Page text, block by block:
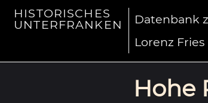
HISTORISCHES
UNTERFRANKEN
Datenbank
Lorenz Fries
Hohe